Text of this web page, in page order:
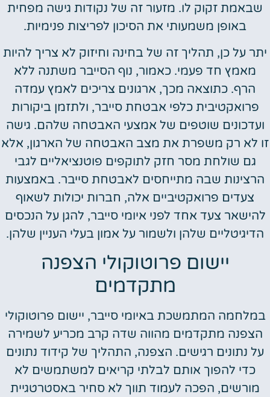
שבאמת זקוק לו. מזעור זה של נקודות גישה מפחית
באופן משמעותי את הסיכון לפריצות פנימיות.
יתר על כן, תהליך זה של בחינה וחיזוק לא צריך להיות
מאמץ חד פעמי. כאמור, נוף הסייבר משתנה ללא
הרף. כתוצאה מכך, ארגונים צריכים לאמץ עמדה
פרואקטיבית כלפי אבטחת סייבר, ולתזמן ביקורות
ועדכונים שוטפים של אמצעי האבטחה שלהם. גישה
זו לא רק משפרת את מצב האבטחה של הארגון, אלא
גם שולחת מסר חזק לתוקפים פוטנציאליים לגבי
הרצינות שבה מתייחסים לאבטחת סייבר. באמצעות
צעדים פרואקטיביים אלה, חברות יכולות לשאוף
להישאר צעד אחד לפני איומי סייבר, להגן על הנכסים
הדיגיטליים שלהן ולשמור על אמון בעלי העניין שלהן.
יישום פרוטוקולי הצפנה
מתקדמים
במלחמה המתמשכת באיומי סייבר, יישום פרוטוקולי
הצפנה מתקדמים מהווה שדה קרב מכריע לשמירה
על נתונים רגישים. הצפנה, התהליך של קידוד נתונים
כדי להפוך אותם לבלתי קריאים למשתמשים לא
מורשים, הפכה לעמוד תווך לא סחיר באסטרטגיית